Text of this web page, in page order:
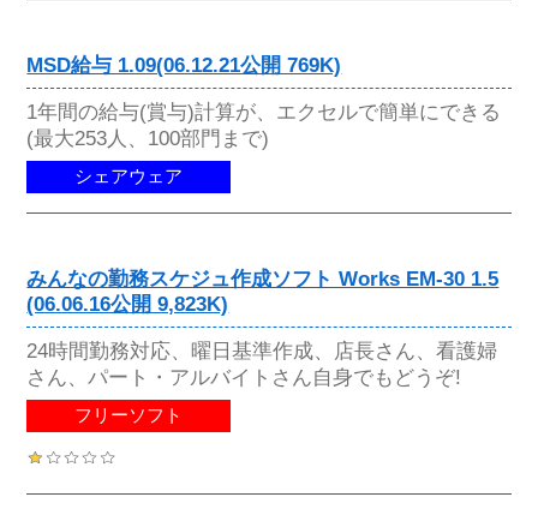
MSD給与 1.09(06.12.21公開 769K)
1年間の給与(賞与)計算が、エクセルで簡単にできる
(最大253人、100部門まで)
シェアウェア
みんなの勤務スケジュ作成ソフト Works EM-30 1.5
(06.06.16公開 9,823K)
24時間勤務対応、曜日基準作成、店長さん、看護婦
さん、パート・アルバイトさん自身でもどうぞ!
フリーソフト